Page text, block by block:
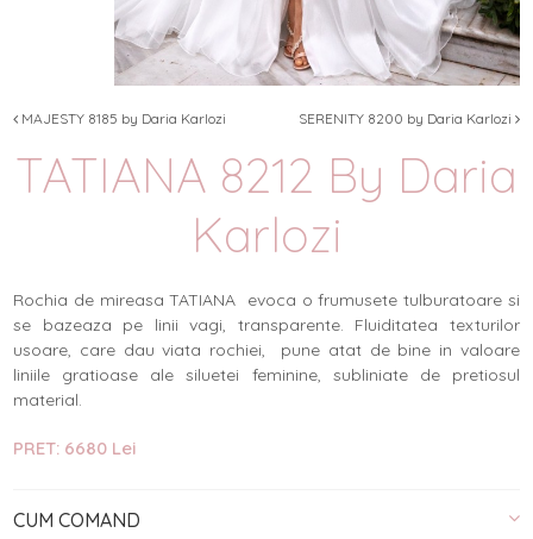
MAJESTY 8185 by Daria Karlozi SERENITY 8200 by Daria Karlozi
TATIANA 8212 By Daria
Karlozi
Rochia de mireasa TATIANA evoca o frumusete tulburatoare si
se bazeaza pe linii vagi, transparente. Fluiditatea texturilor
usoare, care dau viata rochiei, pune atat de bine in valoare
liniile gratioase ale siluetei feminine, subliniate de pretiosul
material.
PRET: 6680 Lei
CUM COMAND